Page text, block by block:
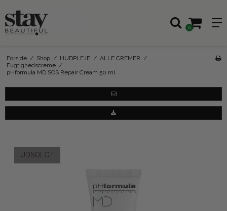
0
Forside / Shop / HUDPLEJE / ALLE CREMER /
Fugtighedscreme /
pHformula MD SOS Repair Cream 50 ml
UDSOLGT